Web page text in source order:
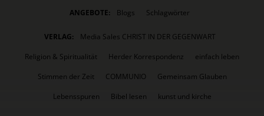
ANGEBOTE: Blogs Schlagwörter
VERLAG:
Media Sales CHRIST IN DER GEGENWART
Religion & Spiritualität
Herder Korrespondenz
einfach leben
Stimmen der Zeit
COMMUNIO
Gemeinsam Glauben
Lebensspuren
Bibel lesen kunst und kirche